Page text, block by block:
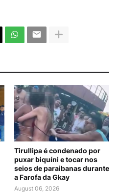
Tirullipa é condenado por
puxar biquíni e tocar nos
seios de paraibanas durante
a Farofa da Gkay
August 06, 2026